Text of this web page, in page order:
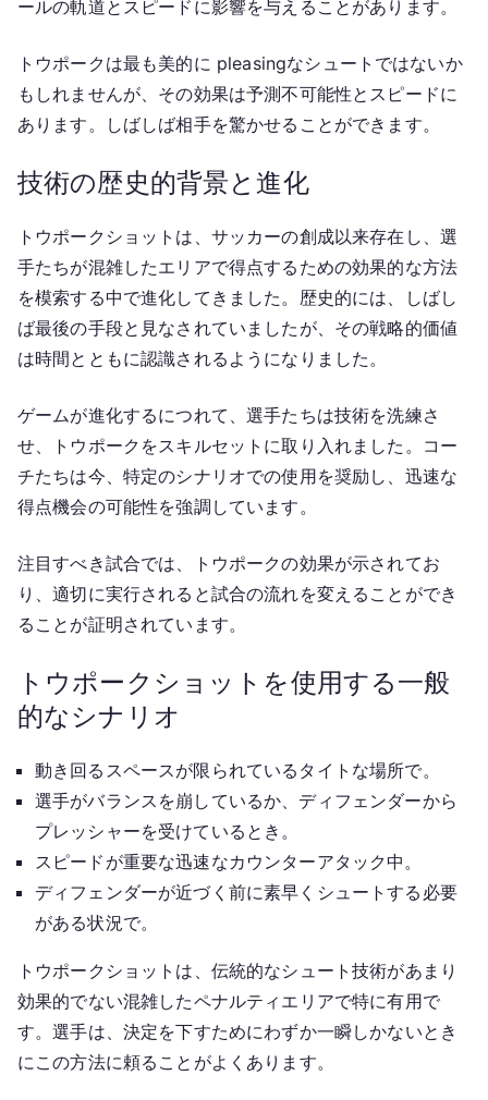
ールの軌道とスピードに影響を与えることがあります。
トウポークは最も美的に pleasingなシュートではないか
もしれませんが、その効果は予測不可能性とスピードに
あります。しばしば相手を驚かせることができます。
技術の歴史的背景と進化
トウポークショットは、サッカーの創成以来存在し、選
手たちが混雑したエリアで得点するための効果的な方法
を模索する中で進化してきました。歴史的には、しばし
ば最後の手段と見なされていましたが、その戦略的価値
は時間とともに認識されるようになりました。
ゲームが進化するにつれて、選手たちは技術を洗練さ
せ、トウポークをスキルセットに取り入れました。コー
チたちは今、特定のシナリオでの使用を奨励し、迅速な
得点機会の可能性を強調しています。
注目すべき試合では、トウポークの効果が示されてお
り、適切に実行されると試合の流れを変えることができ
ることが証明されています。
トウポークショットを使用する一般
的なシナリオ
動き回るスペースが限られているタイトな場所で。
選手がバランスを崩しているか、ディフェンダーから
プレッシャーを受けているとき。
スピードが重要な迅速なカウンターアタック中。
ディフェンダーが近づく前に素早くシュートする必要
がある状況で。
トウポークショットは、伝統的なシュート技術があまり
効果的でない混雑したペナルティエリアで特に有用で
す。選手は、決定を下すためにわずか一瞬しかないとき
にこの方法に頼ることがよくあります。